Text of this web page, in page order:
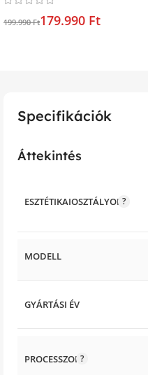
199.990 Ft179.990 Ft
Specifikációk
Áttekintés
ESZTÉTIKAIOSZTÁLYOK
MODELL
GYÁRTÁSI ÉV
PROCESSZOR